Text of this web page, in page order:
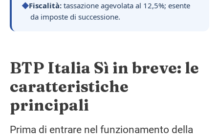
Fiscalità: tassazione agevolata al 12,5%; esente
da imposte di successione.
BTP Italia Sì in breve: le
caratteristiche
principali
Prima di entrare nel funzionamento della